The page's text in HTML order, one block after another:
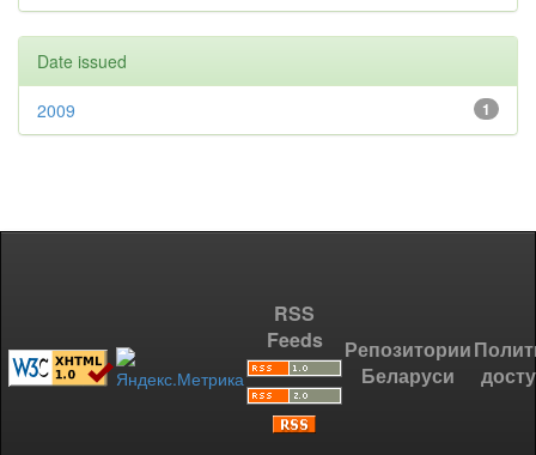
Date issued
1
2009
RSS
Feeds
Репозитории
Беларуси